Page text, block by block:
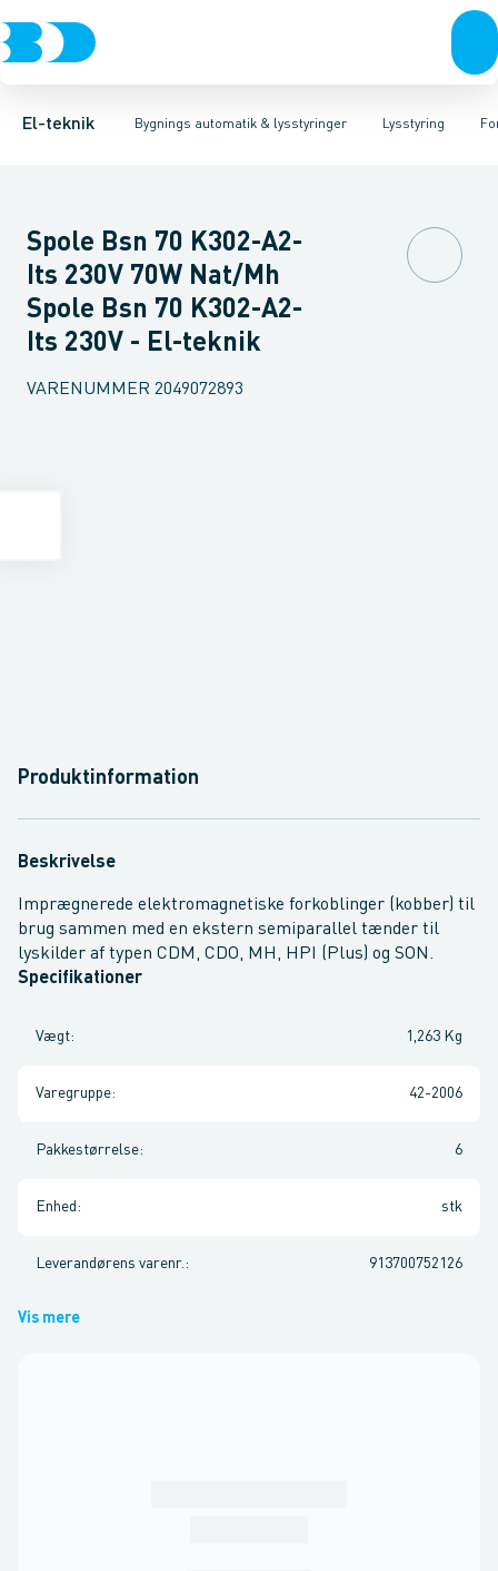
El-teknik Bygnings automatik & lysstyringer
Afbrydere, stikkontakter & lampeudtagForgreningsmateriel
Lysstyring
Lysstyring
Forkobling LysstyringskomponentLED-styring Glimtænder
Spole Bsn 70 K302-A2-
Its 230V 70W Nat/Mh
Spole Bsn 70 K302-A2-
Its 230V - El-teknik
VARENUMMER 2049072893
Produktinformation
Beskrivelse
Imprægnerede elektromagnetiske forkoblinger (kobber) til
brug sammen med en ekstern semiparallel tænder til
lyskilder af typen CDM, CDO, MH, HPI (Plus) og SON.
Specifikationer
Vægt: 1,263 Kg
Varegruppe: 42-2006
Pakkestørrelse: 6
Enhed : stk
Leverandørens varenr. : 913700752126
Vis mere